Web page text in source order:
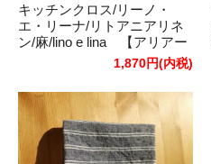
キッチンクロス/リーノ・
エ・リーナ/リトアニアリネ
ン/麻/lino e lina 【アリアー
ヌ】ダークブルー1,870円(内税)